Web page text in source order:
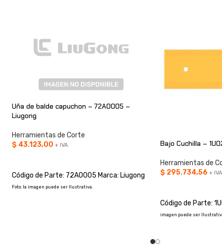
Uña de balde capuchon – 72A0005 –
Liugong
Herramientas de Corte
$ 43.123,00 + IVA
Código de Parte: 72A0005 Marca: Liugong
Foto: la imagen puede ser Ilustrativa.
Bajo Cuchilla –
Herramientas de
$ 295.734,56 + IVA
Código de Parte:
imagen puede ser